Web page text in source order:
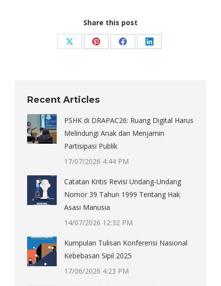
Share this post
Share Share Share Share
Recent Articles
PSHK di DRAPAC26: Ruang Digital Harus
Melindungi Anak dan Menjamin
Partisipasi Publik
17/07/2026 4:44 PM
Catatan Kritis Revisi Undang-Undang
Nomor 39 Tahun 1999 Tentang Hak
Asasi Manusia
14/07/2026 12:32 PM
Kumpulan Tulisan Konferensi Nasional
Kebebasan Sipil 2025
17/06/2026 4:23 PM